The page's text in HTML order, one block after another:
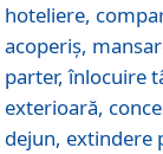
hoteliere,
acoperiş,
parter, înlocuire
exterioară,
dejun, extindere